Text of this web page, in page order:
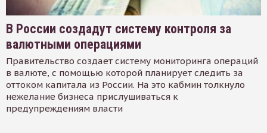
В России создадут систему контроля за
валютными операциями
Правительство создает систему мониторинга операций
в валюте, с помощью которой планирует следить за
оттоком капитала из России. На это кабмин толкнуло
нежелание бизнеса прислушиваться к
предупреждениям власти